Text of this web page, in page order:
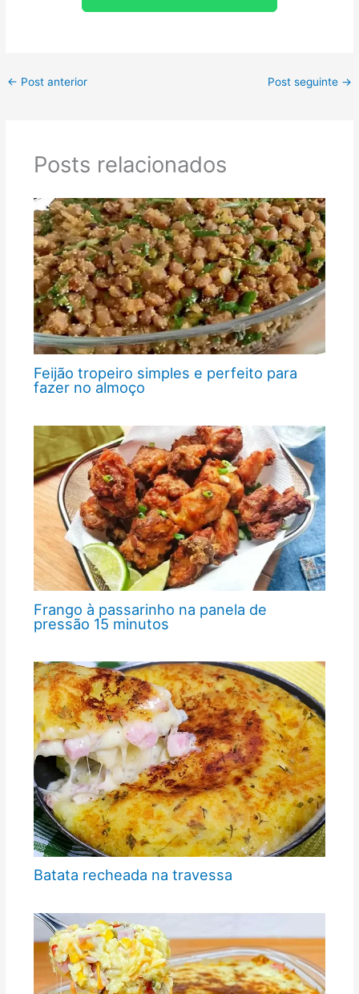
← Post anterior Post seguinte →
Posts relacionados
Feijão tropeiro simples e perfeito para
fazer no almoço
Frango à passarinho na panela de
pressão 15 minutos
Batata recheada na travessa